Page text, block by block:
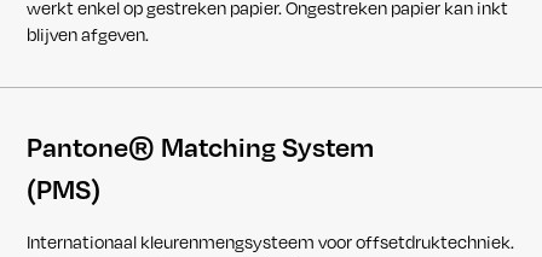
werkt enkel op gestreken papier. Ongestreken papier kan inkt
blijven afgeven.
Pantone® Matching System
(PMS)
Internationaal kleurenmengsysteem voor offsetdruktechniek.